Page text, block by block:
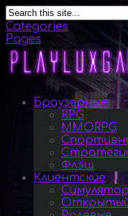
Categories
Pages
Браузерные
RPG
MMORPG
Флэш
Клиентские